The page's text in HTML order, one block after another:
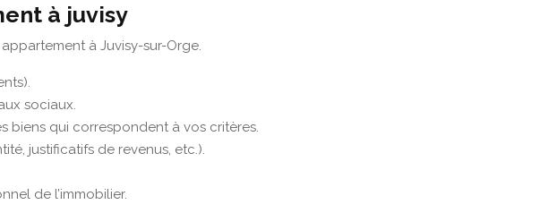
à juvisy
à Juvisy-sur-Orge.
sociaux.
biens qui correspondent à vos critères.
justificatifs de revenus, etc.).
de l’immobilier.